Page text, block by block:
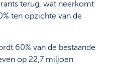
terug, wat neerkomt
ten opzichte van de
60% van de bestaande
op 22,7 miljoen